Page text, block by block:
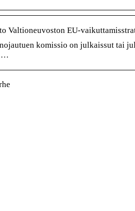
Valtioneuvoston EU-
komissio on julkaissut tai
…